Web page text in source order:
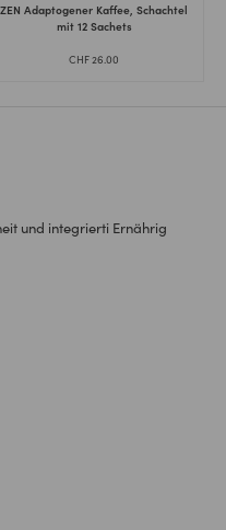
ZEN Adaptogener Kaffee, Schachtel
mit 12 Sachets
CHF26.00
und integrierti Ernährig